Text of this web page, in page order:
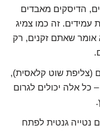
הדיסקים מאבדים
עמידים. זה כמו צמיג
אומר שאתם זקנים, רק
(צליפת שוט קלאסית),
כל אלה יכולים לגרום
נטייה גנטית לפתח